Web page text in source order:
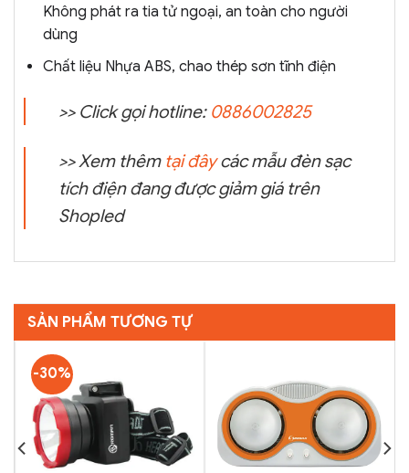
Không phát ra tia tử ngoại, an toàn cho người
dùng
Chất liệu Nhựa ABS, chao thép sơn tĩnh điện
>> Click gọi hotline: 0886002825
>> Xem thêm tại đâycác mẫu đèn sạc
tích điện đang được giảm giá trên
Shopled
SẢN PHẨM TƯƠNG TỰ
-30%